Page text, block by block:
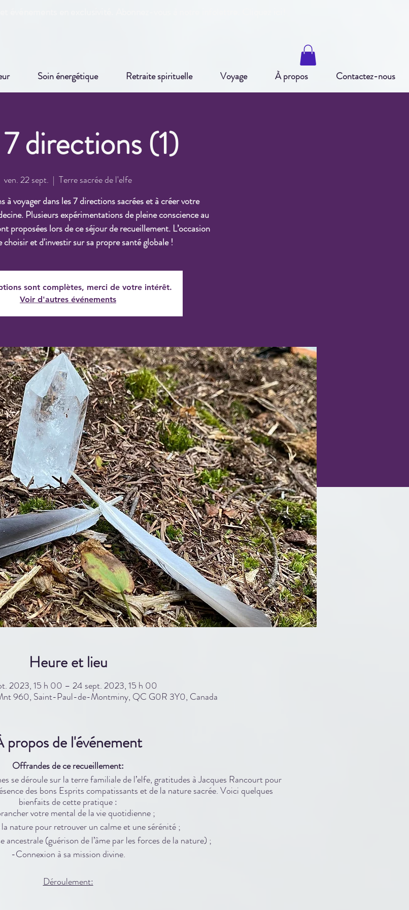
Soin énergétique Retraite spirituelle Voyage À propos Contactez-nous
directions (1)
ven. 22 sept.
  |
Terre sacrée de l'elfe
à voyager dans les 7 directions sacrées et à créer votre
Plusieurs expérimentations de pleine conscience au
proposées lors de ce séjour de recueillement. L’occasion
choisir et d'investir sur sa propre santé globale !
sont complètes, merci de votre intérêt.
Voir d'autres événements
Heure et lieu
2023, 15 h 00 – 24 sept. 2023, 15 h 00
960, Saint-Paul-de-Montminy, QC G0R 3Y0, Canada
propos de l'événement
Offrandes de ce recueillement:
se déroule sur la terre familiale de l’elfe, gratitudes à Jacques Rancourt pour
des bons Esprits compatissants et de la nature sacrée. Voici quelques
bienfaits de cette pratique :
votre mental de la vie quotidienne ;
nature pour retrouver un calme et une sérénité ;
ancestrale (guérison de l’âme par les forces de la nature) ;
-Connexion à sa mission divine.
Déroulement: